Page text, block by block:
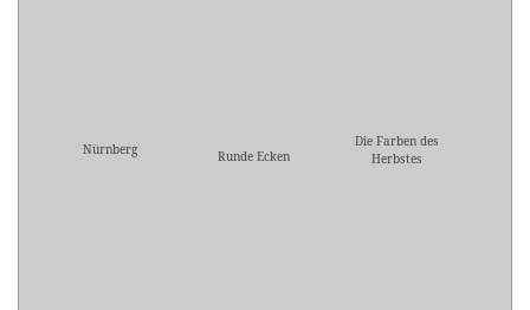
Nürnberg Runde Ecken
Die Farben des
Herbstes